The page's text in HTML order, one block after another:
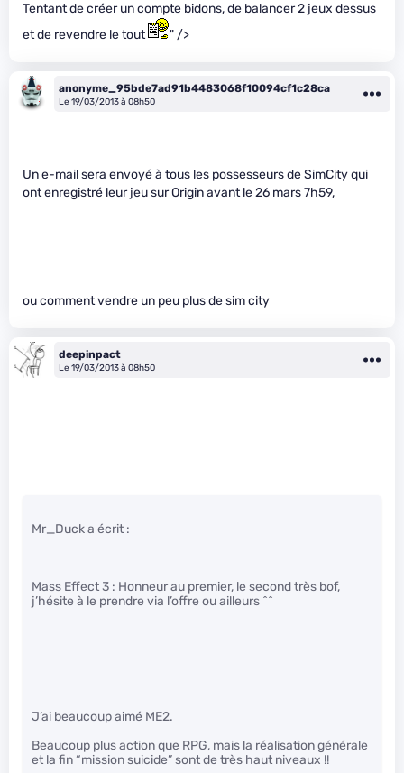
Tentant de créer un compte bidons, de balancer 2 jeux dessus
et de revendre le tout
" />
anonyme_95bde7ad91b4483068f10094cf1c28ca
Le 19/03/2013 à 08h50
Un e-mail sera envoyé à tous les possesseurs de SimCity qui
ont enregistré leur jeu sur Origin avant le 26 mars 7h59,
ou comment vendre un peu plus de sim city
deepinpact
Le 19/03/2013 à 08h50
Mr_Duck a écrit :
Mass Effect 3 : Honneur au premier, le second très bof,
j’hésite à le prendre via l’offre ou ailleurs ^^
J’ai beaucoup aimé ME2.
Beaucoup plus action que RPG, mais la réalisation générale
et la fin “mission suicide” sont de très haut niveaux !!